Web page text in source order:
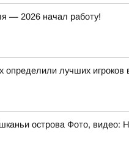
— 2026 начал работу!
определили лучших
острова Фото, видео: